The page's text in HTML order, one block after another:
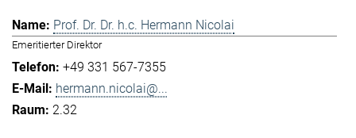
Prof. Dr. Dr. h.c. Hermann Nicolai
Emeritierter Direktor
+49 331 567-7355
hermann.nicolai@...
2.32